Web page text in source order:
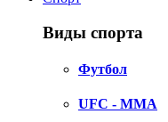
Виды спорта
Футбол
UFC - MMA